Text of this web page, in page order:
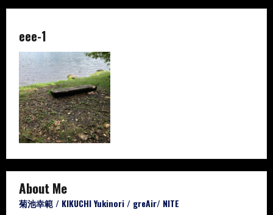
eee-1
About Me
菊池幸範 / KIKUCHI Yukinori / greAir/ NITE